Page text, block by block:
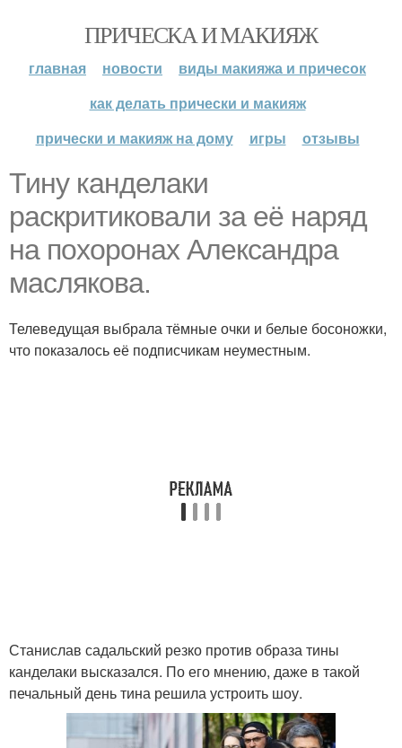
ПРИЧЕСКА И МАКИЯЖ
главная новости
виды макияжа и причесок
как делать прически и макияж
прически и макияж на дому
игры отзывы
Тину канделаки
раскритиковали за её наряд
на похоронах Александра
маслякова.
Телеведущая выбрала тёмные очки и белые босоножки,
что показалось её подписчикам неуместным.
Станислав садальский резко против образа тины
канделаки высказался. По его мнению, даже в такой
печальный день тина решила устроить шоу.